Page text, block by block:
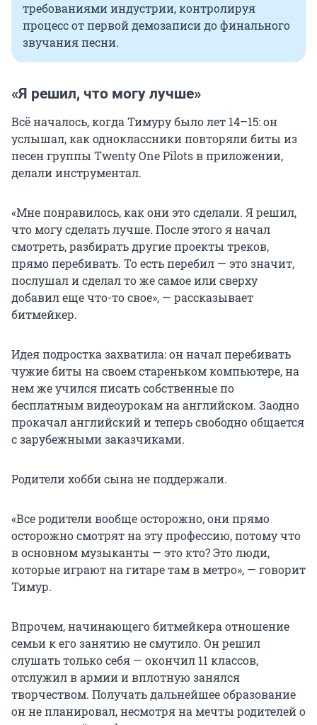
требованиями индустрии, контролируя
процесс от первой демозаписи до финального
звучания песни.
«Я решил, что могу лучше»
Всё началось, когда Тимуру было лет 14–15: он
услышал, как одноклассники повторяли биты из
песен группы Twenty One Pilots в приложении,
делали инструментал.
«Мне понравилось, как они это сделали. Я решил,
что могу сделать лучше. После этого я начал
смотреть, разбирать другие проекты треков,
прямо перебивать. То есть перебил — это значит,
послушал и сделал то же самое или сверху
добавил еще что-то свое», — рассказывает
битмейкер.
Идея подростка захватила: он начал перебивать
чужие биты на своем стареньком компьютере, на
нем же учился писать собственные по
бесплатным видеоурокам на английском. Заодно
прокачал английский и теперь свободно общается
с зарубежными заказчиками.
Родители хобби сына не поддержали.
«Все родители вообще осторожно, они прямо
осторожно смотрят на эту профессию, потому что
в основном музыканты — это кто? Это люди,
которые играют на гитаре там в метро», — говорит
Тимур.
Впрочем, начинающего битмейкера отношение
семьи к его занятию не смутило. Он решил
слушать только себя — окончил 11 классов,
отслужил в армии и вплотную занялся
творчеством. Получать дальнейшее образование
он не планировал, несмотря на мечты родителей о